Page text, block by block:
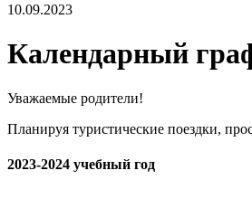
10.09.2023
Календарный
Уважаемые родители!
Планируя туристические поездки,
2023-2024 учебный год